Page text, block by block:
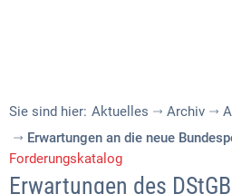
Sie sind hier: Aktuelles Archiv
Erwartungen an die neue
Forderungskatalog
Erwartungen des